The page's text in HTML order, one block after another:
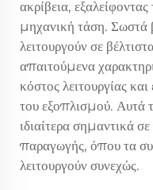
ακρίβεια,
μηχανική τάση.
λειτουργούν σε
απαιτούμενα
κόστος λειτουργίας
του εξοπλισμού. Αυτά
ιδιαίτερα σημαντικά
παραγωγής, όπου τα
λειτουργούν συνεχώς.